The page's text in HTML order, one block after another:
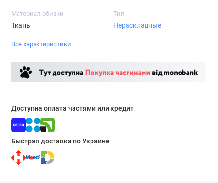
Материал обивки
Ткань
Тип
Нераскладные
Все характеристики
Доступна оплата частями или кредит
Быстрая доставка по Украине